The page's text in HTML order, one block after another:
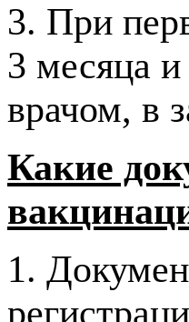
3. При
3 месяца
врачом, в
Какие
1.